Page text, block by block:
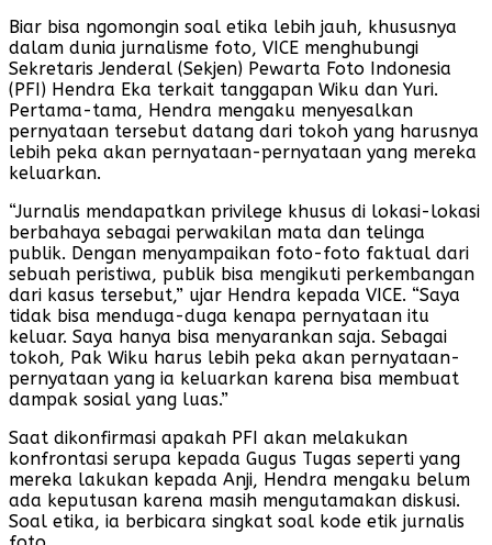
Biar bisa ngomongin soal etika lebih jauh, khususnya
dalam dunia jurnalisme foto, VICE menghubungi
Sekretaris Jenderal (Sekjen) Pewarta Foto Indonesia
(PFI) Hendra Eka terkait tanggapan Wiku dan Yuri.
Pertama-tama, Hendra mengaku menyesalkan
pernyataan tersebut datang dari tokoh yang harusnya
lebih peka akan pernyataan-pernyataan yang mereka
keluarkan.
“Jurnalis mendapatkan privilege khusus di lokasi-lokasi
berbahaya sebagai perwakilan mata dan telinga
publik. Dengan menyampaikan foto-foto faktual dari
sebuah peristiwa, publik bisa mengikuti perkembangan
dari kasus tersebut,” ujar Hendra kepada VICE. “Saya
tidak bisa menduga-duga kenapa pernyataan itu
keluar. Saya hanya bisa menyarankan saja. Sebagai
tokoh, Pak Wiku harus lebih peka akan pernyataan-
pernyataan yang ia keluarkan karena bisa membuat
dampak sosial yang luas.”
Saat dikonfirmasi apakah PFI akan melakukan
konfrontasi serupa kepada Gugus Tugas seperti yang
mereka lakukan kepada Anji, Hendra mengaku belum
ada keputusan karena masih mengutamakan diskusi.
Soal etika, ia berbicara singkat soal kode etik jurnalis